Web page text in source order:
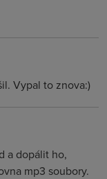
Vypal to znova:)
a dopálit ho,
mp3 soubory.